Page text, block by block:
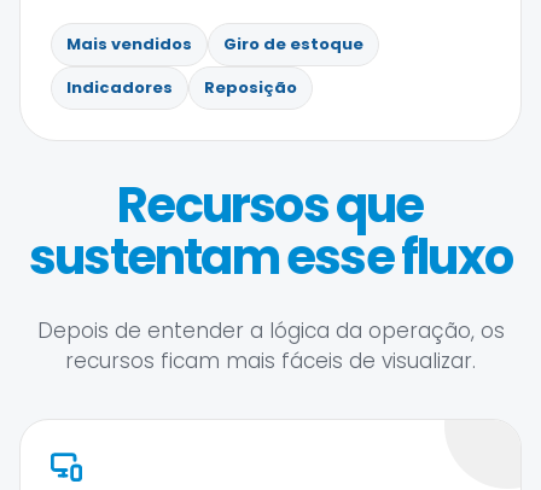
Mais vendidos
Giro de estoque
Indicadores
Reposição
Recursos que
sustentam esse fluxo
Depois de entender a lógica da operação, os
recursos ficam mais fáceis de visualizar.